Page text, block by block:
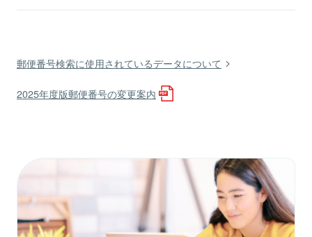
郵便番号検索に使用されているデータについて
2025年度版郵便番号の変更案内